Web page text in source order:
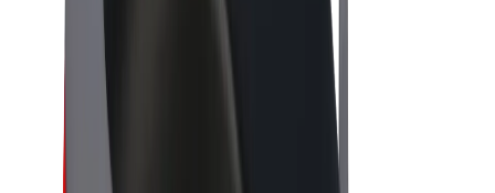
სკუტერები
Bolt Market
Bolt Drive